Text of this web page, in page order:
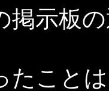
示板
こと